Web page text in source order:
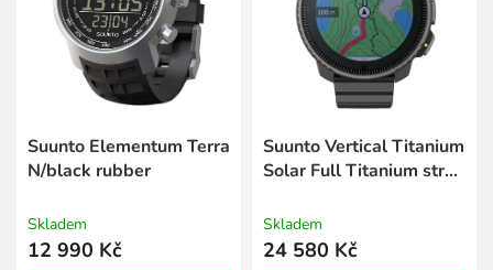
Suunto Elementum Terra
N/black rubber
Skladem
12 990 Kč
Suunto Vertical Titanium
Solar Full Titanium strap
Skladem
24 580 Kč